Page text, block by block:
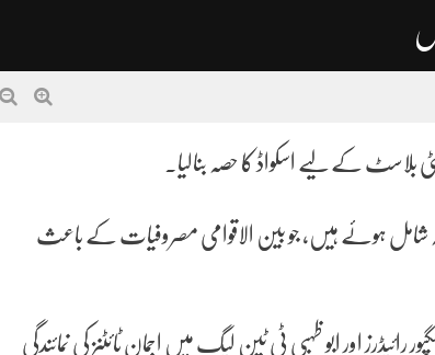
بلاسٹ کے لیے اسکواڈ کا حصہ بنالیا۔
شامل ہوئے ہیں، جو بین الاقوامی مصروفیات کے باعث
اور ابو ظہبی ٹی ٹین لیگ میں اجمان ٹائٹنز کی نمائندگی